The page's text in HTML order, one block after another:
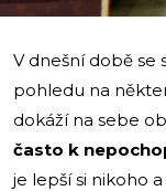
V dnešní době se
pohledu na
dokáží na sebe
často k
je lepší si nikoho